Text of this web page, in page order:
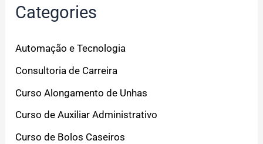
Categories
Automação e Tecnologia
Consultoria de Carreira
Curso Alongamento de Unhas
Curso de Auxiliar Administrativo
Curso de Bolos Caseiros